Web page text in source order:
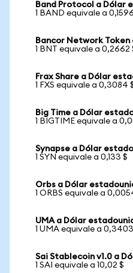
Band Protocol a Dólar
1 BAND equivale a
Bancor Network
1 BNT equivale a 0,2662
Frax Share a Dólar
1 FXS equivale a 0,3084
Big Time a Dólar
1 BIGTIME equivale a
Synapse a Dólar
1 SYN equivale a 0,133 $
Orbs a Dólar
1 ORBS equivale a
UMA a Dólar
1 UMA equivale a
Sai Stablecoin v1.0 a
1 SAI equivale a 10,02 $